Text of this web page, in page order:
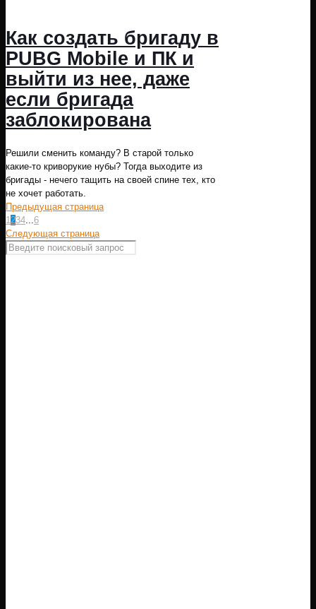
Как создать бригаду в
PUBG Mobile и ПК и
выйти из нее, даже
если бригада
заблокирована
Решили сменить команду? В старой только
какие-то криворукие нубы? Тогда выходите из
бригады - нечего тащить на своей спине тех, кто
не хочет работать.
Предыдущая страница
1234...6
Следующая страница